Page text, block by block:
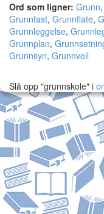
Ord som ligner: Grunn,
Grunnfast, Grunnflate,
Grunnleggelse,
Grunnplan,
Grunnsyn, Grunnvoll
Slå opp "grunnskole" i